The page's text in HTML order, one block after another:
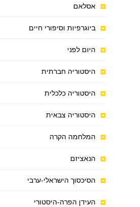
אסלאם
ביוגרפיות וסיפורי חיים
היום לפני
היסטוריה חברתית
היסטוריה כלכלית
היסטוריה צבאית
המלחמה הקרה
הנאציזם
הסיכסוך הישראלי-ערבי
העידן הפרה-היסטורי